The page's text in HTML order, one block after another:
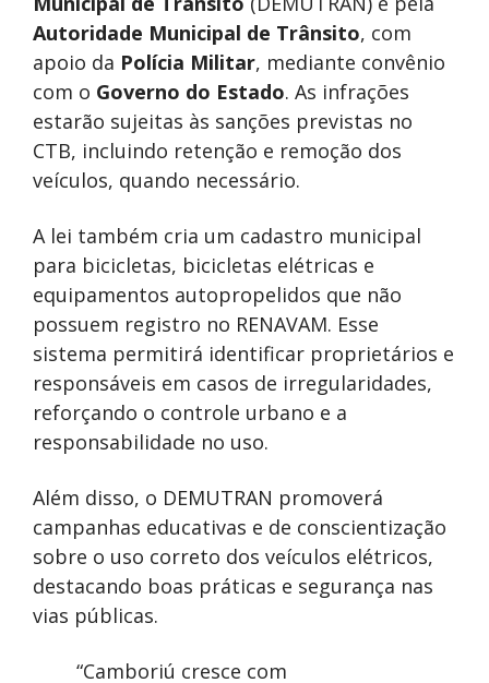
Autoridade Municipal de Trânsito, com
apoio da Polícia Militar, mediante convênio
com o Governo do Estado. As infrações
estarão sujeitas às sanções previstas no
CTB, incluindo retenção e remoção dos
veículos, quando necessário.
A lei também cria um cadastro municipal
para bicicletas, bicicletas elétricas e
equipamentos autopropelidos que não
possuem registro no RENAVAM. Esse
sistema permitirá identificar proprietários e
responsáveis em casos de irregularidades,
reforçando o controle urbano e a
responsabilidade no uso.
Além disso, o DEMUTRAN promoverá
campanhas educativas e de conscientização
sobre o uso correto dos veículos elétricos,
destacando boas práticas e segurança nas
vias públicas.
“Camboriú cresce com